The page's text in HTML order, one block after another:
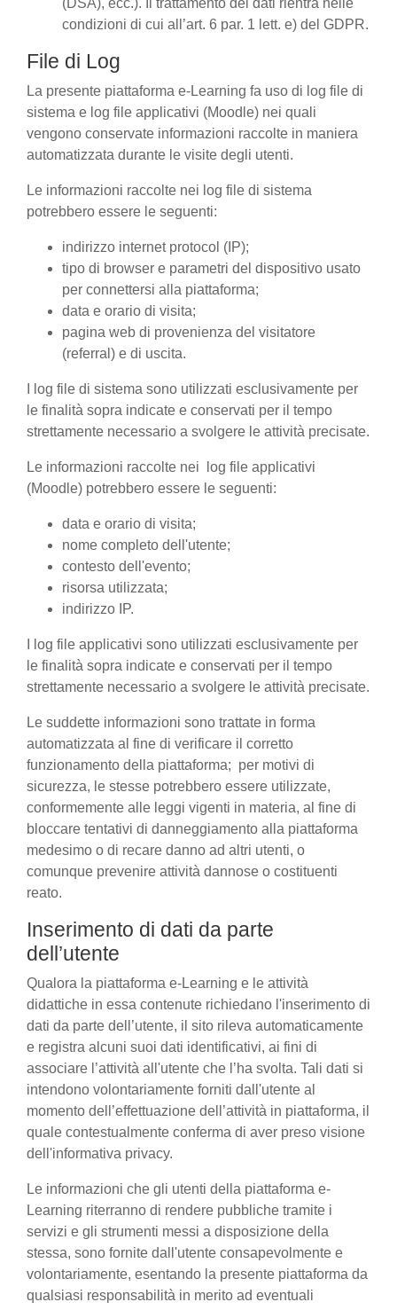
(DSA), ecc.). Il trattamento dei dati rientra nelle
condizioni di cui all’art. 6 par. 1 lett. e) del GDPR.
File di Log
La presente piattaforma e-Learning fa uso di log file di
sistema e log file applicativi (Moodle) nei quali
vengono conservate informazioni raccolte in maniera
automatizzata durante le visite degli utenti.
Le informazioni raccolte nei log file di sistema
potrebbero essere le seguenti:
indirizzo internet protocol (IP);
tipo di browser e parametri del dispositivo usato
per connettersi alla piattaforma;
data e orario di visita;
pagina web di provenienza del visitatore
(referral) e di uscita.
I log file di sistema sono utilizzati esclusivamente per
le finalità sopra indicate e conservati per il tempo
strettamente necessario a svolgere le attività precisate.
Le informazioni raccolte nei log file applicativi
(Moodle) potrebbero essere le seguenti:
data e orario di visita;
nome completo dell'utente;
contesto dell'evento;
risorsa utilizzata;
indirizzo IP.
I log file applicativi sono utilizzati esclusivamente per
le finalità sopra indicate e conservati per il tempo
strettamente necessario a svolgere le attività precisate.
Le suddette informazioni sono trattate in forma
automatizzata al fine di verificare il corretto
funzionamento della piattaforma; per motivi di
sicurezza, le stesse potrebbero essere utilizzate,
conformemente alle leggi vigenti in materia, al fine di
bloccare tentativi di danneggiamento alla piattaforma
medesimo o di recare danno ad altri utenti, o
comunque prevenire attività dannose o costituenti
reato.
Inserimento di dati da parte
dell’utente
Qualora la piattaforma e-Learning e le attività
didattiche in essa contenute richiedano l'inserimento di
dati da parte dell’utente, il sito rileva automaticamente
e registra alcuni suoi dati identificativi, ai fini di
associare l’attività all'utente che l’ha svolta. Tali dati si
intendono volontariamente forniti dall'utente al
momento dell’effettuazione dell’attività in piattaforma, il
quale contestualmente conferma di aver preso visione
dell'informativa privacy.
Le informazioni che gli utenti della piattaforma e-
Learning riterranno di rendere pubbliche tramite i
servizi e gli strumenti messi a disposizione della
stessa, sono fornite dall'utente consapevolmente e
volontariamente, esentando la presente piattaforma da
qualsiasi responsabilità in merito ad eventuali